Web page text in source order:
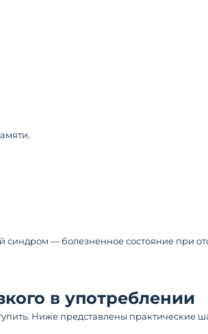
синдром — болезненное состояние при
в употреблении
Ниже представлены практические